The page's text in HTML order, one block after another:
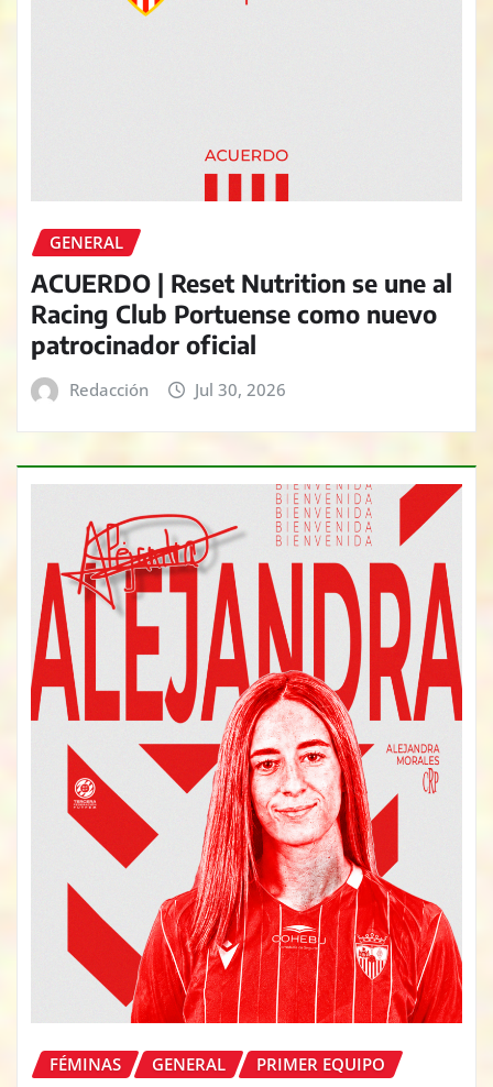
GENERAL
ACUERDO | Reset Nutrition se une al
Racing Club Portuense como nuevo
patrocinador oficial
Redacción Jul 30, 2026
FÉMINAS GENERAL PRIMER EQUIPO